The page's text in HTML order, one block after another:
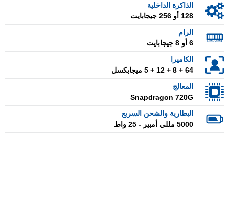
الذاكرة الداخلية
128 أو 256 جيجابايت
الرام
6 أو 8 جيجابايت
الكاميرا
64 + 8 + 12 + 5 ميجابكسل
المعالج
Snapdragon 720G
البطارية والشحن السريع
5000 مللي أمبير - 25 واط